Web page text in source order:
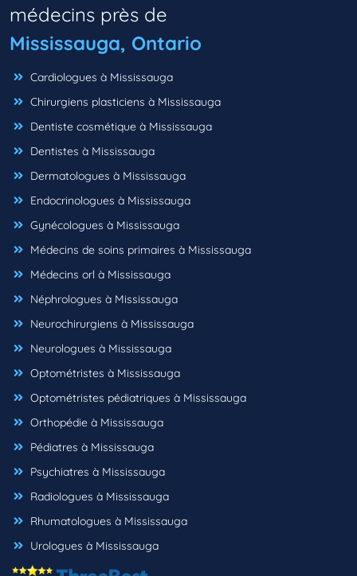
médecins près de
Mississauga, Ontario
Cardiologues à Mississauga
Chirurgiens plasticiens à Mississauga
Dentiste cosmétique à Mississauga
Dentistes à Mississauga
Dermatologues à Mississauga
Endocrinologues à Mississauga
Gynécologues à Mississauga
Médecins de soins primaires à Mississauga
Médecins orl à Mississauga
Néphrologues à Mississauga
Neurochirurgiens à Mississauga
Neurologues à Mississauga
Optométristes à Mississauga
Optométristes pédiatriques à Mississauga
Orthopédie à Mississauga
Pédiatres à Mississauga
Psychiatres à Mississauga
Radiologues à Mississauga
Rhumatologues à Mississauga
Urologues à Mississauga